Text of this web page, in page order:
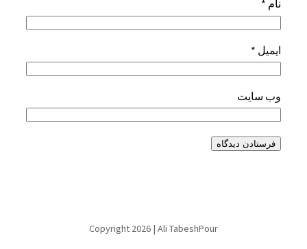
نام *
ایمیل *
وب‌ سایت
Copyright 2026 | Ali TabeshPour